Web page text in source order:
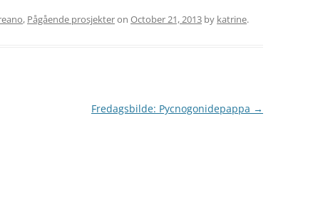
, Pågående prosjekteron October 21, 2013 by katrine.
Fredagsbilde: Pycnogonidepappa →